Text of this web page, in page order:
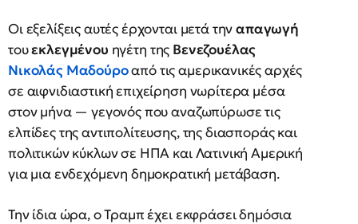
Οι εξελίξεις αυτές έρχονται μετά τηναπαγωγή
τουεκλεγμένου ηγέτη της Βενεζουέλας
Νικολάς Μαδούροαπό τις αμερικανικές αρχές
σε αιφνιδιαστική επιχείρηση νωρίτερα μέσα
στον μήνα — γεγονός που αναζωπύρωσε τις
ελπίδες της αντιπολίτευσης, της διασποράς και
πολιτικών κύκλων σε ΗΠΑ και Λατινική Αμερική
για μια ενδεχόμενη δημοκρατική μετάβαση.
Την ίδια ώρα, ο Τραμπ έχει εκφράσει δημόσια